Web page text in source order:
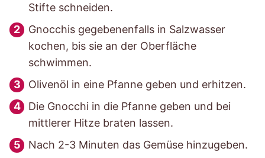
Stifte schneiden.
Gnocchis gegebenenfalls in Salzwasser
kochen, bis sie an der Oberfläche
schwimmen.
Olivenöl in eine Pfanne geben und erhitzen.
Die Gnocchi in die Pfanne geben und bei
mittlerer Hitze braten lassen.
Nach 2-3 Minuten das Gemüse hinzugeben.